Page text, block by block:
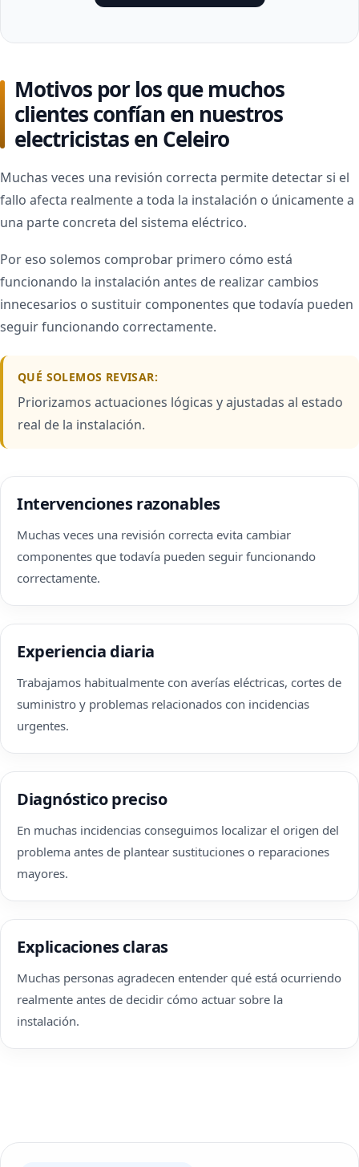
Motivos por los que muchos
clientes confían en nuestros
electricistas en Celeiro
Muchas veces una revisión correcta permite detectar si el
fallo afecta realmente a toda la instalación o únicamente a
una parte concreta del sistema eléctrico.
Por eso solemos comprobar primero cómo está
funcionando la instalación antes de realizar cambios
innecesarios o sustituir componentes que todavía pueden
seguir funcionando correctamente.
QUÉ SOLEMOS REVISAR:
Priorizamos actuaciones lógicas y ajustadas al estado
real de la instalación.
Intervenciones razonables
Muchas veces una revisión correcta evita cambiar
componentes que todavía pueden seguir funcionando
correctamente.
Experiencia diaria
Trabajamos habitualmente con averías eléctricas, cortes de
suministro y problemas relacionados con incidencias
urgentes.
Diagnóstico preciso
En muchas incidencias conseguimos localizar el origen del
problema antes de plantear sustituciones o reparaciones
mayores.
Explicaciones claras
Muchas personas agradecen entender qué está ocurriendo
realmente antes de decidir cómo actuar sobre la
instalación.